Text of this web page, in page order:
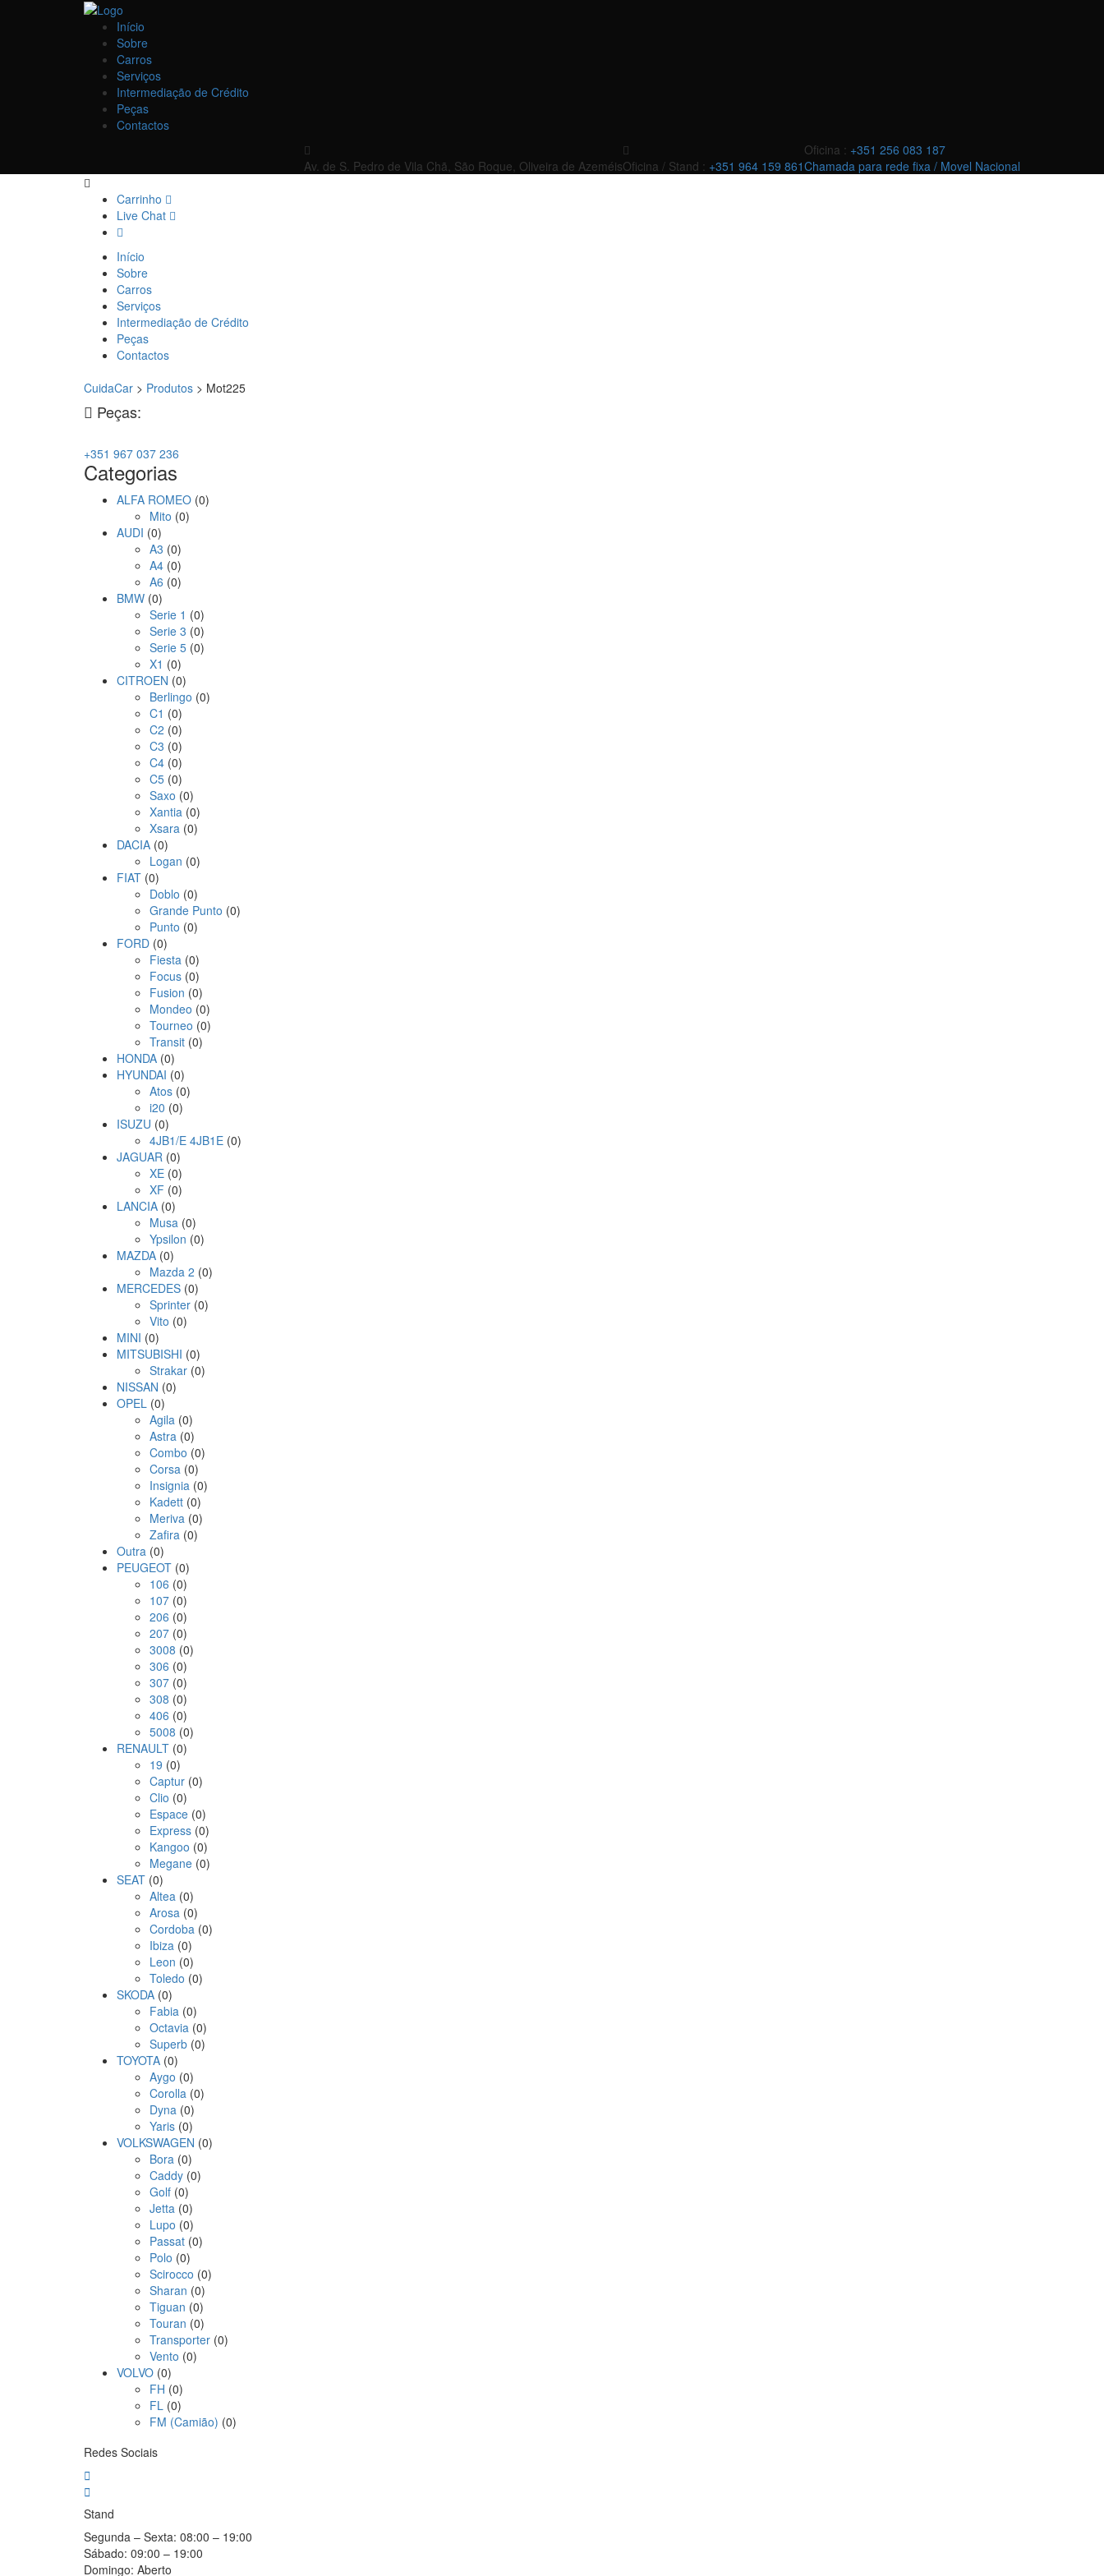
Início
Sobre
Carros
Serviços
Intermediação de Crédito
Peças
Contactos
Oficina : +351 256 083 187
Chamada para rede fixa / Movel Nacional
Oficina / Stand : +351 964 159 861
Av. de S. Pedro de Vila Chã, São Roque, Oliveira de Azeméis
Carrinho
Live Chat
Início
Sobre
Carros
Serviços
Intermediação de Crédito
Peças
Contactos
CuidaCar > Produtos > Mot225
Peças:
+351 967 037 236
Categorias
ALFA ROMEO (0)
Mito (0)
AUDI (0)
A3 (0)
A4 (0)
A6 (0)
BMW (0)
Serie 1 (0)
Serie 3 (0)
Serie 5 (0)
X1 (0)
CITROEN (0)
Berlingo (0)
C1 (0)
C2 (0)
C3 (0)
C4 (0)
C5 (0)
Saxo (0)
Xantia (0)
Xsara (0)
DACIA (0)
Logan (0)
FIAT (0)
Doblo (0)
Grande Punto (0)
Punto (0)
FORD (0)
Fiesta (0)
Focus (0)
Fusion (0)
Mondeo (0)
Tourneo (0)
Transit (0)
HONDA (0)
HYUNDAI (0)
Atos (0)
i20 (0)
ISUZU (0)
4JB1/E 4JB1E (0)
JAGUAR (0)
XE (0)
XF (0)
LANCIA (0)
Musa (0)
Ypsilon (0)
MAZDA (0)
Mazda 2 (0)
MERCEDES (0)
Sprinter (0)
Vito (0)
MINI (0)
MITSUBISHI (0)
Strakar (0)
NISSAN (0)
OPEL (0)
Agila (0)
Astra (0)
Combo (0)
Corsa (0)
Insignia (0)
Kadett (0)
Meriva (0)
Zafira (0)
Outra (0)
PEUGEOT (0)
106 (0)
107 (0)
206 (0)
207 (0)
3008 (0)
306 (0)
307 (0)
308 (0)
406 (0)
5008 (0)
RENAULT (0)
19 (0)
Captur (0)
Clio (0)
Espace (0)
Express (0)
Kangoo (0)
Megane (0)
SEAT (0)
Altea (0)
Arosa (0)
Cordoba (0)
Ibiza (0)
Leon (0)
Toledo (0)
SKODA (0)
Fabia (0)
Octavia (0)
Superb (0)
TOYOTA (0)
Aygo (0)
Corolla (0)
Dyna (0)
Yaris (0)
VOLKSWAGEN (0)
Bora (0)
Caddy (0)
Golf (0)
Jetta (0)
Lupo (0)
Passat (0)
Polo (0)
Scirocco (0)
Sharan (0)
Tiguan (0)
Touran (0)
Transporter (0)
Vento (0)
VOLVO (0)
FH (0)
FL (0)
FM (Camião) (0)
Redes Sociais
Stand
Segunda – Sexta: 08:00 – 19:00
Sábado: 09:00 – 19:00
Domingo: Aberto